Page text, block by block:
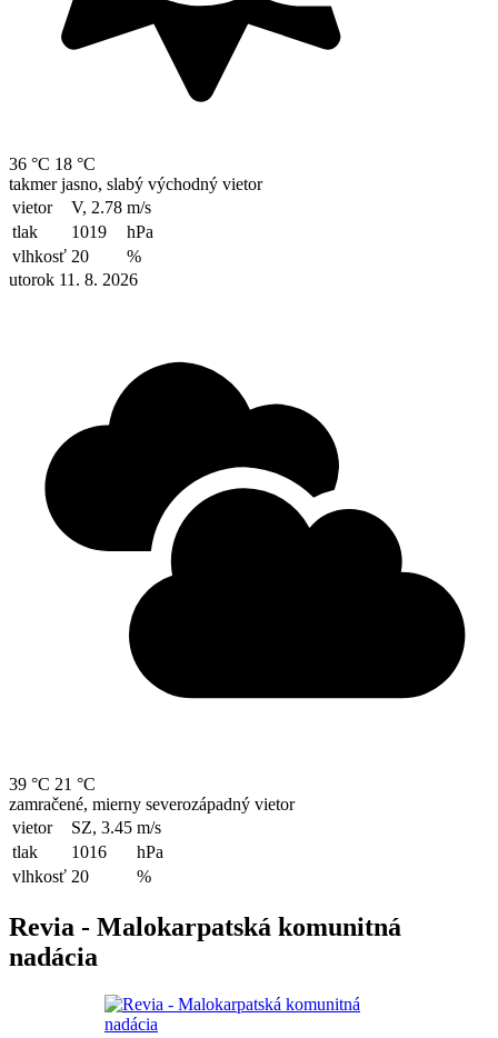
36 °C 18 °C
takmer jasno, slabý východný vietor
vietor
V, 2.78 m/s
tlak
1019
hPa
vlhkosť 20
%
utorok 11. 8. 2026
39 °C 21 °C
zamračené, mierny severozápadný vietor
vietor
SZ, 3.45 m/s
tlak
1016
hPa
vlhkosť 20 %
Revia - Malokarpatská komunitná
nadácia